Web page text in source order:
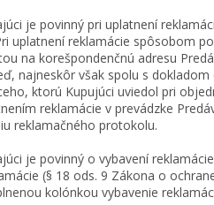
je povinný pri uplatnení
uplatnení reklamácie spôsobom
na korešpondenčnú adresu
najneskôr však spolu s
ktorú Kupujúci uviedol pri
reklamácie v prevádzke
reklamačného protokolu.
je povinný o vybavení
(§ 18 ods. 9 Zákona o
kolónkou vybavenie